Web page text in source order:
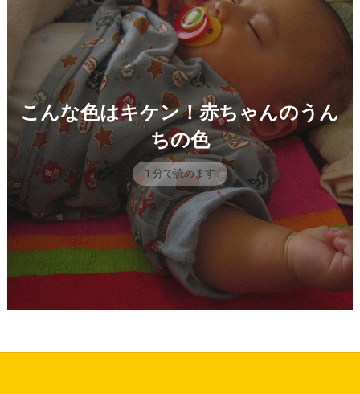
こんな色はキケン！赤ちゃんのうん
ちの色
1 分で読めます